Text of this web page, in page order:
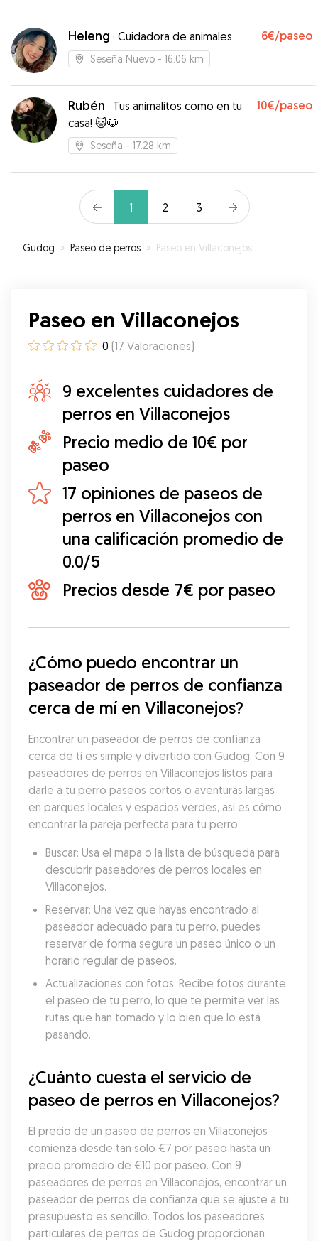
Heleng · Cuidadora de animales 6€/paseo
Seseña Nuevo - 16.06 km
Rubén · Tus animalitos como en tu
casa! 🐱🐶
10€/paseo
Seseña - 17.28 km
1 2 3
Gudog » Paseo de perros » Paseo en Villaconejos
Paseo en Villaconejos
0 (17 Valoraciones)
9 excelentes cuidadores de
perros en Villaconejos
Precio medio de 10€ por
paseo
17 opiniones de paseos de
perros en Villaconejos con
una calificación promedio de
0.0/5
Precios desde 7€ por paseo
¿Cómo puedo encontrar un
paseador de perros de confianza
cerca de mí en Villaconejos?
Encontrar un paseador de perros de confianza
cerca de ti es simple y divertido con Gudog. Con 9
paseadores de perros en Villaconejos listos para
darle a tu perro paseos cortos o aventuras largas
en parques locales y espacios verdes, así es cómo
encontrar la pareja perfecta para tu perro:
Buscar: Usa el mapa o la lista de búsqueda para
descubrir paseadores de perros locales en
Villaconejos.
Reservar: Una vez que hayas encontrado al
paseador adecuado para tu perro, puedes
reservar de forma segura un paseo único o un
horario regular de paseos.
Actualizaciones con fotos: Recibe fotos durante
el paseo de tu perro, lo que te permite ver las
rutas que han tomado y lo bien que lo está
pasando.
¿Cuánto cuesta el servicio de
paseo de perros en Villaconejos?
El precio de un paseo de perros en Villaconejos
comienza desde tan solo €7 por paseo hasta un
precio promedio de €10 por paseo. Con 9
paseadores de perros en Villaconejos, encontrar un
paseador de perros de confianza que se ajuste a tu
presupuesto es sencillo. Todos los paseadores
particulares de perros de Gudog proporcionan